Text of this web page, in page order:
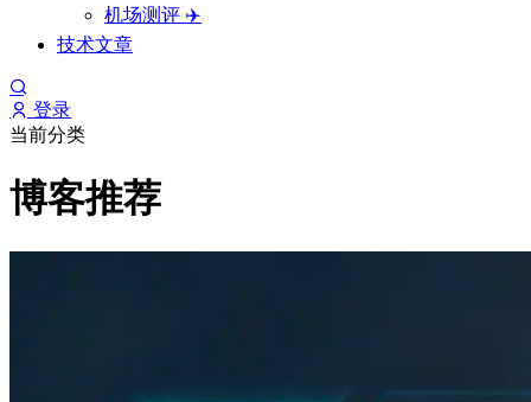
机场测评 ✈️
技术文章
登录
当前分类
博客推荐